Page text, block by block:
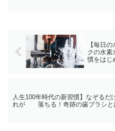
【毎日
クの水素
慣をはじ
人生100年時代の新習慣】なぞるだ
れが 落ちる！奇跡の歯ブラシと